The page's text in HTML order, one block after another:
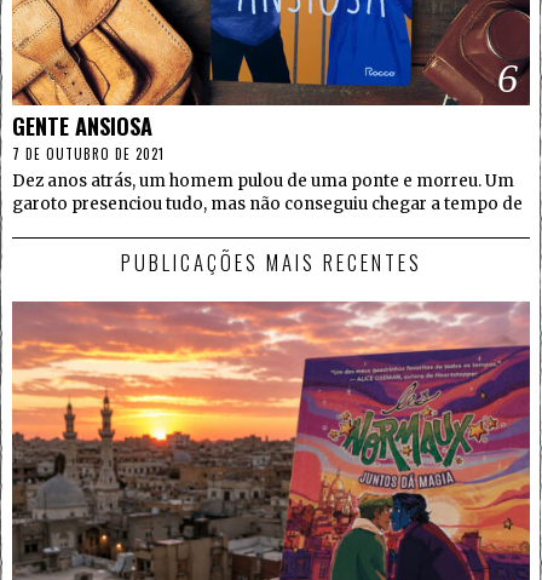
6
GENTE ANSIOSA
7 DE OUTUBRO DE 2021
Dez anos atrás, um homem pulou de uma ponte e morreu. Um
garoto presenciou tudo, mas não conseguiu chegar a tempo de
PUBLICAÇÕES MAIS RECENTES